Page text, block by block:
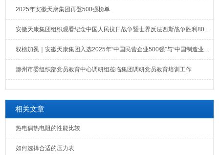
2025年安徽天康集团再登500强榜单
安徽天康集团组织观看纪念中国人民抗日战争暨世界反法西斯战争胜利80周年大会直播
双榜加冕｜安徽天康集团入选2025年“中国民营企业500强”与“中国制造业民营企业500强”榜单
滁州市委组织部党员教育中心调研组莅临集团调研党员教育培训工作
相关文章
热电偶热电阻的性能比较
如何选择合适的压力表